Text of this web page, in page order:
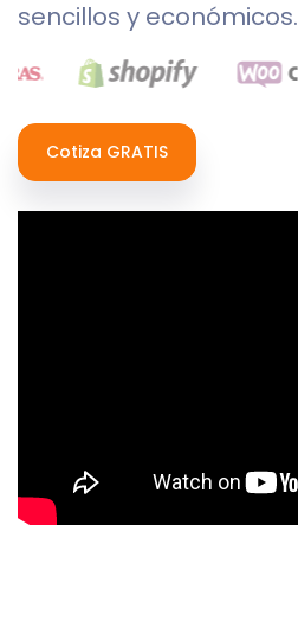
sencillos y económicos.
Cotiza GRATIS